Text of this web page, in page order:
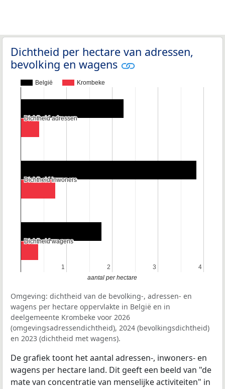
Dichtheid per hectare van adressen,
bevolking en wagens
België Krombeke
1
1 2
2 3
3 4
4
Dichtheid adressen
Dichtheid adressen
Dichtheid inwoners
Dichtheid inwoners
Dichtheid wagens
Dichtheid wagens
aantal per hectare
Omgeving: dichtheid van de bevolking-, adressen- en
wagens per hectare oppervlakte in België en in
deelgemeente Krombeke voor 2026
(omgevingsadressendichtheid), 2024 (bevolkingsdichtheid)
en 2023 (dichtheid met wagens).
De grafiek toont het aantal adressen-, inwoners- en
wagens per hectare land. Dit geeft een beeld van "de
mate van concentratie van menselijke activiteiten" in